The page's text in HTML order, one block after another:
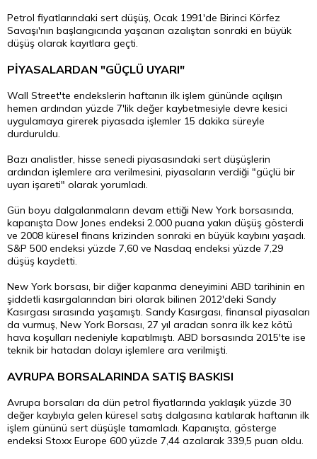
Petrol fiyatlarındaki sert düşüş, Ocak 1991'de Birinci Körfez
Savaşı'nın başlangıcında yaşanan azalıştan sonraki en büyük
düşüş olarak kayıtlara geçti.
PİYASALARDAN "GÜÇLÜ UYARI"
Wall Street'te endekslerin haftanın ilk işlem gününde açılışın
hemen ardından yüzde 7'lik değer kaybetmesiyle devre kesici
uygulamaya girerek piyasada işlemler 15 dakika süreyle
durduruldu.
Bazı analistler, hisse senedi piyasasındaki sert düşüşlerin
ardından işlemlere ara verilmesini, piyasaların verdiği "güçlü bir
uyarı işareti" olarak yorumladı.
Gün boyu dalgalanmaların devam ettiği New York borsasında,
kapanışta Dow Jones endeksi 2.000 puana yakın düşüş gösterdi
ve 2008 küresel finans krizinden sonraki en büyük kaybını yaşadı.
S&P 500 endeksi yüzde 7,60 ve Nasdaq endeksi yüzde 7,29
düşüş kaydetti.
New York borsası, bir diğer kapanma deneyimini ABD tarihinin en
şiddetli kasırgalarından biri olarak bilinen 2012'deki Sandy
Kasırgası sırasında yaşamıştı. Sandy Kasırgası, finansal piyasaları
da vurmuş, New York Borsası, 27 yıl aradan sonra ilk kez kötü
hava koşulları nedeniyle kapatılmıştı. ABD borsasında 2015'te ise
teknik bir hatadan dolayı işlemlere ara verilmişti.
AVRUPA BORSALARINDA SATIŞ BASKISI
Avrupa borsaları da dün petrol fiyatlarında yaklaşık yüzde 30
değer kaybıyla gelen küresel satış dalgasına katılarak haftanın ilk
işlem gününü sert düşüşle tamamladı. Kapanışta, gösterge
endeksi Stoxx Europe 600 yüzde 7,44 azalarak 339,5 puan oldu.